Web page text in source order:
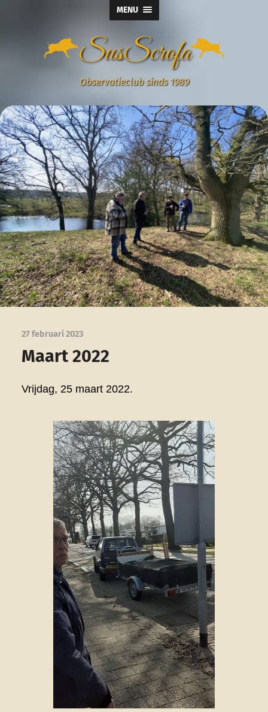
MENU
SusScrofa
Observatieclub sinds 1989
27 februari 2023
Maart 2022
Vrijdag, 25 maart 2022.